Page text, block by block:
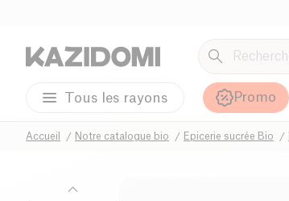
Tous les rayons Promo
Accueil Notre catalogue bio Epicerie sucrée Bio